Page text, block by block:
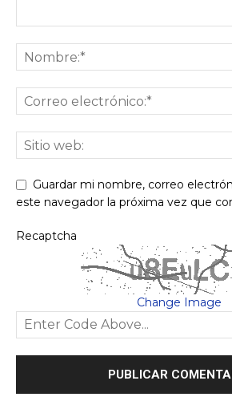
Guardar mi nombre, correo
este navegador la próxima vez que
Recaptcha
Change Image